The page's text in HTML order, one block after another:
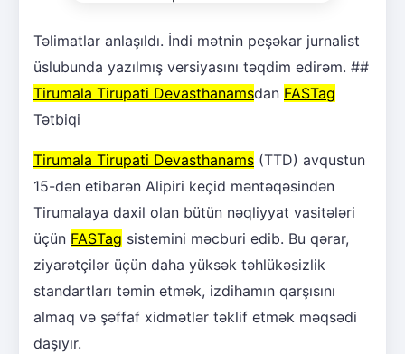
Təlimatlar anlaşıldı. İndi mətnin peşəkar jurnalist
üslubunda yazılmış versiyasını təqdim edirəm. ##
Tirumala Tirupati Devasthanamsdan FASTag
Tətbiqi
Tirumala Tirupati Devasthanams (TTD) avqustun
15-dən etibarən Alipiri keçid məntəqəsindən
Tirumalaya daxil olan bütün nəqliyyat vasitələri
üçün FASTag sistemini məcburi edib. Bu qərar,
ziyarətçilər üçün daha yüksək təhlükəsizlik
standartları təmin etmək, izdihamın qarşısını
almaq və şəffaf xidmətlər təklif etmək məqsədi
daşıyır.